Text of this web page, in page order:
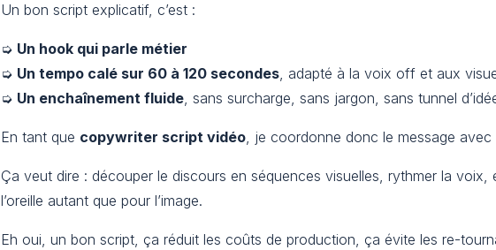
Un bon script explicatif, c’est :
➭ Un hook qui parle métier
➭ Un tempo calé sur 60 à 120 secondes, adapté à la voix off et aux
➭ Un enchaînement fluide, sans surcharge, sans jargon, sans tunnel
En tant que copywriter script vidéo, je coordonne donc le message avec
Ça veut dire : découper le discours en séquences visuelles, rythmer la voix,
l’oreille autant que pour l’image.
Eh oui, un bon script, ça réduit les coûts de production, ça évite les re-